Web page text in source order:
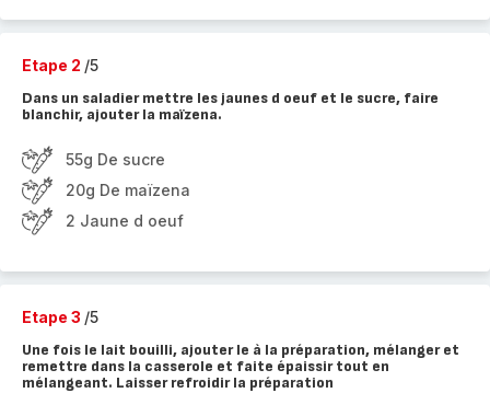
Etape 2 /5
Dans un saladier mettre les jaunes d oeuf et le sucre, faire
blanchir, ajouter la maïzena.
55g De sucre
20g De maïzena
2 Jaune d oeuf
Etape 3 /5
Une fois le lait bouilli, ajouter le à la préparation, mélanger et
remettre dans la casserole et faite épaissir tout en
mélangeant. Laisser refroidir la préparation